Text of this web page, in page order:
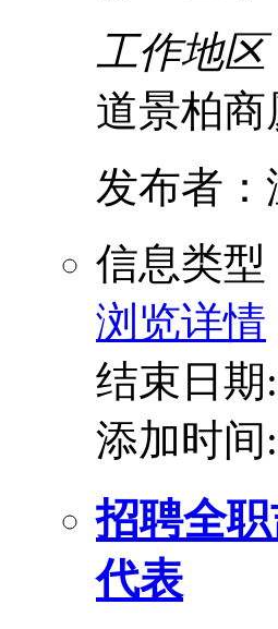
工作地
道景柏商
发布者
信息类型
浏览详情
结束日期
添加时间
招聘全
代表